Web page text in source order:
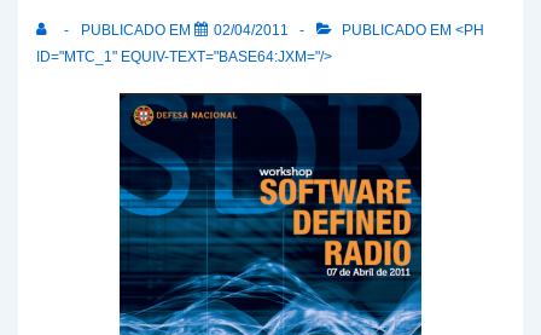
PUBLICADO EM 02/04/2011
PUBLICADO EM <PH
ID="MTC_1" EQUIV-TEXT="BASE64:JXM="/>